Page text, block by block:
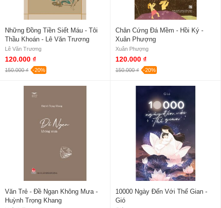
Những Đồng Tiền Siết Máu - Tôi
Thầu Khoán - Lê Văn Trương
Lê Văn Trương
120.000 ₫
150.000 ₫ -20%
Chân Cứng Đá Mềm - Hồi Ký -
Xuân Phượng
Xuân Phượng
120.000 ₫
150.000 ₫ -20%
Văn Trẻ - Đề Ngạn Không Mưa -
Huỳnh Trọng Khang
10000 Ngày Đến Với Thế Gian -
Gió